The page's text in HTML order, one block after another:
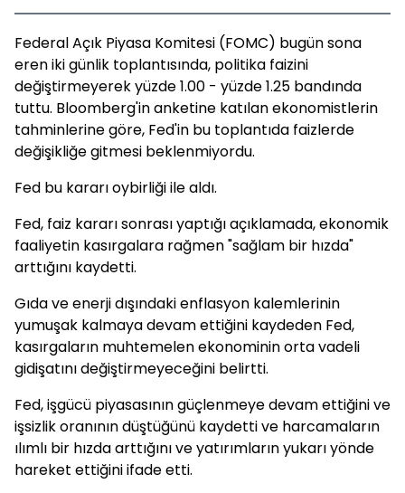
Federal Açık Piyasa Komitesi (FOMC) bugün sona
eren iki günlik toplantısında, politika faizini
değiştirmeyerek yüzde 1.00 - yüzde 1.25 bandında
tuttu. Bloomberg'in anketine katılan ekonomistlerin
tahminlerine göre, Fed'in bu toplantıda faizlerde
değişikliğe gitmesi beklenmiyordu.
Fed bu kararı oybirliği ile aldı.
Fed, faiz kararı sonrası yaptığı açıklamada, ekonomik
faaliyetin kasırgalara rağmen "sağlam bir hızda"
arttığını kaydetti.
Gıda ve enerji dışındaki enflasyon kalemlerinin
yumuşak kalmaya devam ettiğini kaydeden Fed,
kasırgaların muhtemelen ekonominin orta vadeli
gidişatını değiştirmeyeceğini belirtti.
Fed, işgücü piyasasının güçlenmeye devam ettiğini ve
işsizlik oranının düştüğünü kaydetti ve harcamaların
ılımlı bir hızda arttığını ve yatırımların yukarı yönde
hareket ettiğini ifade etti.